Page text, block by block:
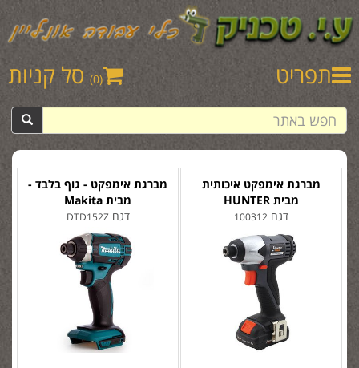
תפריט (0) סל קניות
מברגת אימפקט - גוף בלבד -
מבית Makita
דגםDTD152Z
מברגת אימפקט איכותית
מבית HUNTER
דגם 100312